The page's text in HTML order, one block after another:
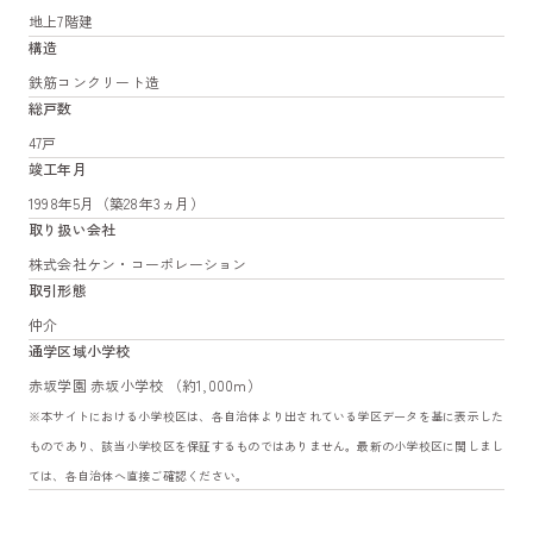
地上7階建
構造
鉄筋コンクリート造
総戸数
47戸
竣工年月
1998年5月（築28年3ヵ月）
取り扱い会社
株式会社ケン・コーポレーション
取引形態
仲介
通学区域小学校
赤坂学園 赤坂小学校 （約1,000m）
※本サイトにおける小学校区は、各自治体より出されている学区データを基に表示した
ものであり、該当小学校区を保証するものではありません。最新の小学校区に関しまし
ては、各自治体へ直接ご確認ください。